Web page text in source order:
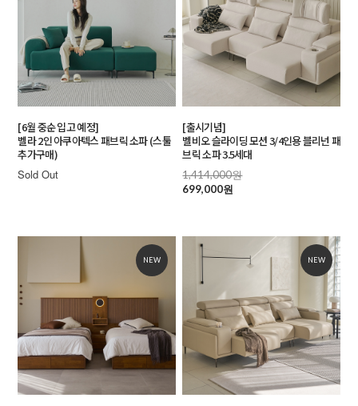
[6월 중순 입고 예정]
벨라 2인 아쿠아텍스 패브릭 소파 (스툴
추가구매)
Sold Out
[출시기념]
벨비오 슬라이딩 모션 3/4인용 블리넌 패
브릭 소파 3.5세대
1,414,000원
699,000원
NEW NEW